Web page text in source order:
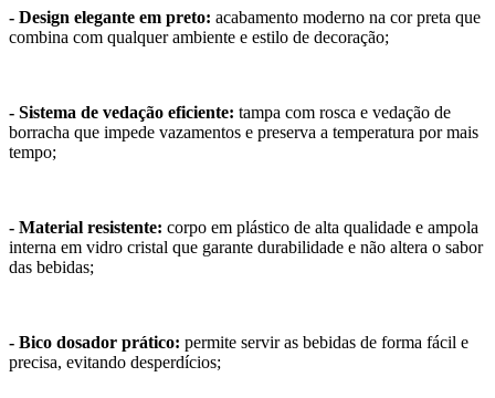
- Design elegante em preto: acabamento moderno na cor preta que
combina com qualquer ambiente e estilo de decoração;
- Sistema de vedação eficiente: tampa com rosca e vedação de
borracha que impede vazamentos e preserva a temperatura por mais
tempo;
- Material resistente: corpo em plástico de alta qualidade e ampola
interna em vidro cristal que garante durabilidade e não altera o sabor
das bebidas;
- Bico dosador prático: permite servir as bebidas de forma fácil e
precisa, evitando desperdícios;